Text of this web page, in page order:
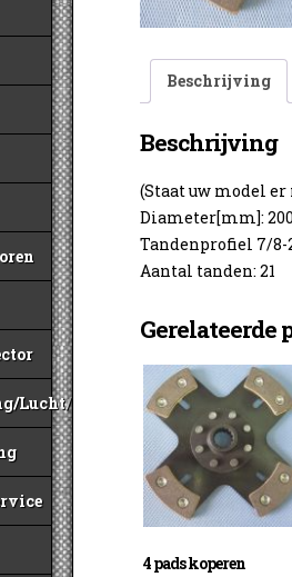
Lucht/Benzine
Beschrijving
Beschrijving
(Staat uw model
Diameter[mm]:
Tandenprofiel 7/8-
Aantal tanden: 21
Gerelateerde
4 pads koperen